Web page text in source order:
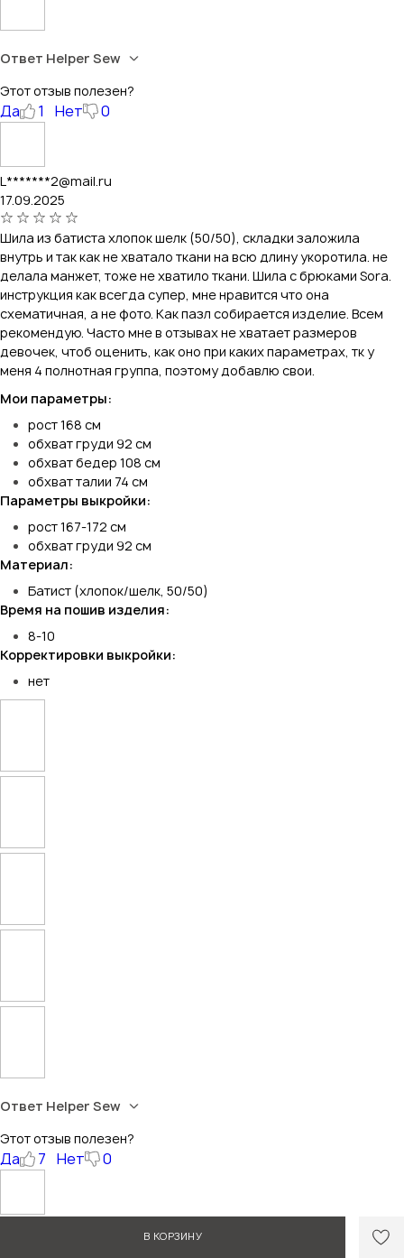
В КОРЗИНУ
Ответ Helper Sew
Этот отзыв полезен?
Да 1 Нет 0
L*******2@mail.ru
17.09.2025
Шила из батиста хлопок шелк (50/50), складки заложила
внутрь и так как не хватало ткани на всю длину укоротила. не
делала манжет, тоже не хватило ткани. Шила с брюками Sora.
инструкция как всегда супер, мне нравится что она
схематичная, а не фото. Как пазл собирается изделие. Всем
рекомендую. Часто мне в отзывах не хватает размеров
девочек, чтоб оценить, как оно при каких параметрах, тк у
меня 4 полнотная группа, поэтому добавлю свои.
Мои параметры:
рост 168 см
обхват груди 92 см
обхват бедер 108 см
обхват талии 74 см
Параметры выкройки:
рост 167-172 см
обхват груди 92 см
Материал:
Батист (хлопок/шелк, 50/50)
Время на пошив изделия:
8-10
Корректировки выкройки:
нет
Ответ Helper Sew
Этот отзыв полезен?
Да 7 Нет 0